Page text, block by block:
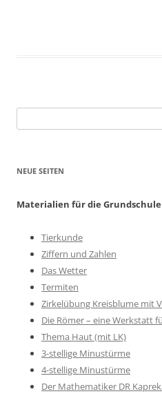
nach:
NEUE SEITEN
Materialien für die Grundschule
Tierkunde
Ziffern und Zahlen
Das Wetter
Termiten
Zirkelübung Kreisblume mit
Die Römer – eine Werkstatt
Thema Haut (mit LK)
3-stellige Minustürme
4-stellige Minustürme
Der Mathematiker DR